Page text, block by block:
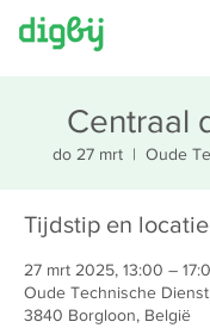
Centraal
do 27 mrt
  |
Oude
Tijdstip en locatie
27 mrt 2025, 13:00 –
Oude Technische
3840 Borgloon, België